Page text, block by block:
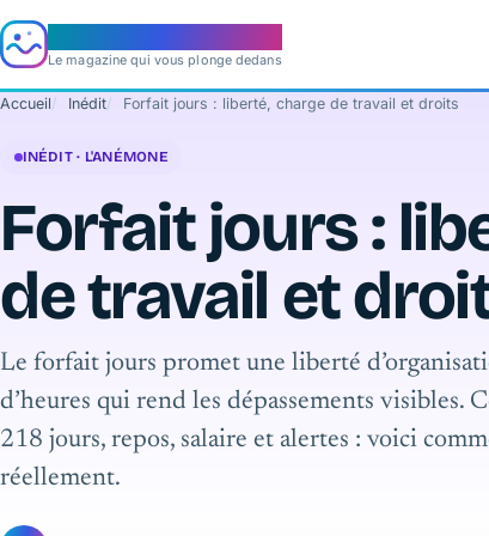
Le magazine qui vous plonge dedans
Accueil Inédit Forfait jours : liberté, charge de travail et droits
INÉDIT · L'ANÉMONE
Forfait jours :
de travail et
Le forfait jours promet une liberté
d’heures qui rend les dépassements
218 jours, repos, salaire et alertes : voici
réellement.